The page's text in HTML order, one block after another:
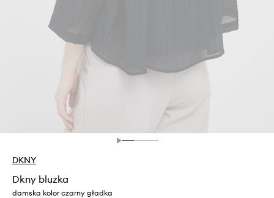
DKNY
Dkny bluzka
damska kolor czarny gładka